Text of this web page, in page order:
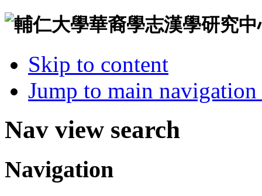
Skip to content
Jump to main
Nav view search
Navigation